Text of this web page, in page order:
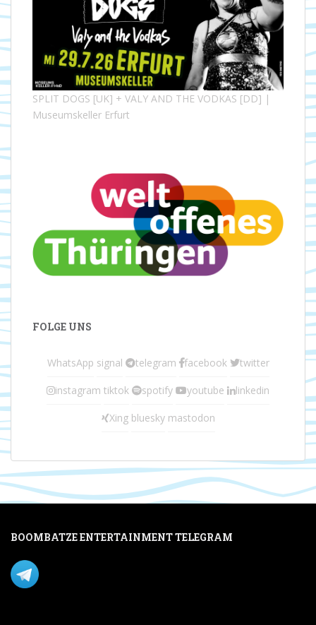
SPLIT DOGS [UK] + VALY AND THE VODKAS [DD] |
Museumskeller Erfurt
FOLGE UNS
WhatsApp signal telegram facebook twitter
instagram tiktok spotify youtube linkedin
Xing bluesky mastodon
BOOMBATZE ENTERTAINMENT TELEGRAM